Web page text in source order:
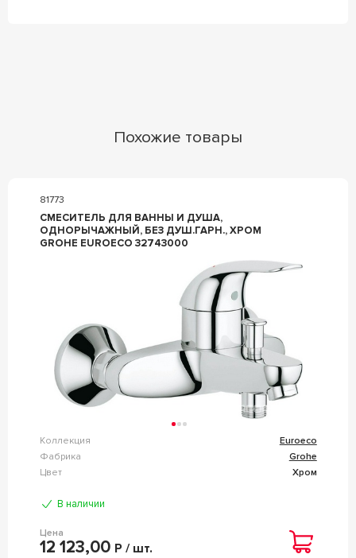
Похожие товары
81773
СМЕСИТЕЛЬ ДЛЯ ВАННЫ И ДУША,
ОДНОРЫЧАЖНЫЙ, БЕЗ ДУШ.ГАРН., ХРОМ
GROHE EUROECO 32743000
Коллекция
Euroeco
Фабрика
Grohe
Цвет
Хром
В наличии
Цена
12 123,00 Р / шт.